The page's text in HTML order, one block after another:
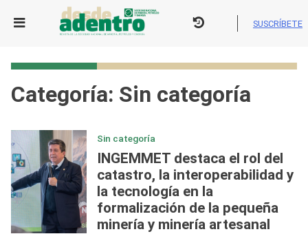
SUSCRÍBETE
Categoría: Sin categoría
Sin categoría
INGEMMET destaca el rol del
catastro, la interoperabilidad y
la tecnología en la
formalización de la pequeña
minería y minería artesanal